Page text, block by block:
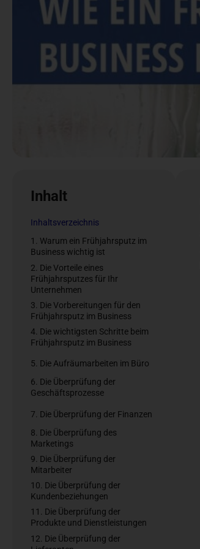
Inhalt
Inhaltsverzeichnis
1. Warum ein Frühjahrsputz im
Business wichtig ist
2. Die Vorteile eines
Frühjahrsputzes für Ihr
Unternehmen
3. Die Vorbereitungen für den
Frühjahrsputz im Business
4. Die wichtigsten Schritte beim
Frühjahrsputz im Business
5. Die Aufräumarbeiten im Büro
6. Die Überprüfung der
Geschäftsprozesse
7. Die Überprüfung der Finanzen
8. Die Überprüfung des
Marketings
9. Die Überprüfung der
Mitarbeiter
10. Die Überprüfung der
Kundenbeziehungen
11. Die Überprüfung der
Produkte und Dienstleistungen
12. Die Überprüfung der